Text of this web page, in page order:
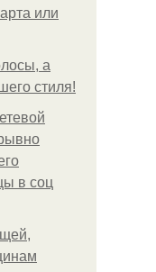
или
а
стиля!
в соц